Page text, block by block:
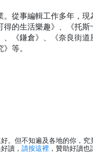
。從事編輯工作多年，現
得的生活樂趣》、《托斯
《鎌倉》、《奈良街道
等。
。但不知遍及各地的你，究
讀，請按這裡 ，贊助好讀